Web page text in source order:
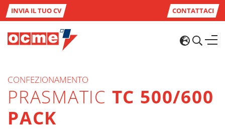
INVIA IL TUO CV CONTATTACI
CONFEZIONAMENTO
PRASMATIC TC 500/600
PACK